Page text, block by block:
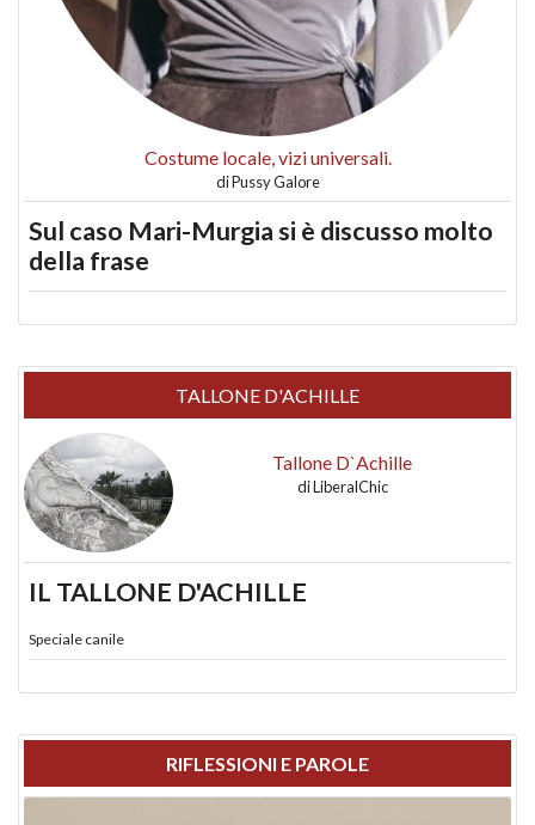
Costume locale, vizi universali.
diPussy Galore
Sul caso Mari-Murgia si è discusso molto
della frase
TALLONE D'ACHILLE
Tallone D`Achille
diLiberalChic
IL TALLONE D'ACHILLE
Speciale canile
RIFLESSIONI E PAROLE